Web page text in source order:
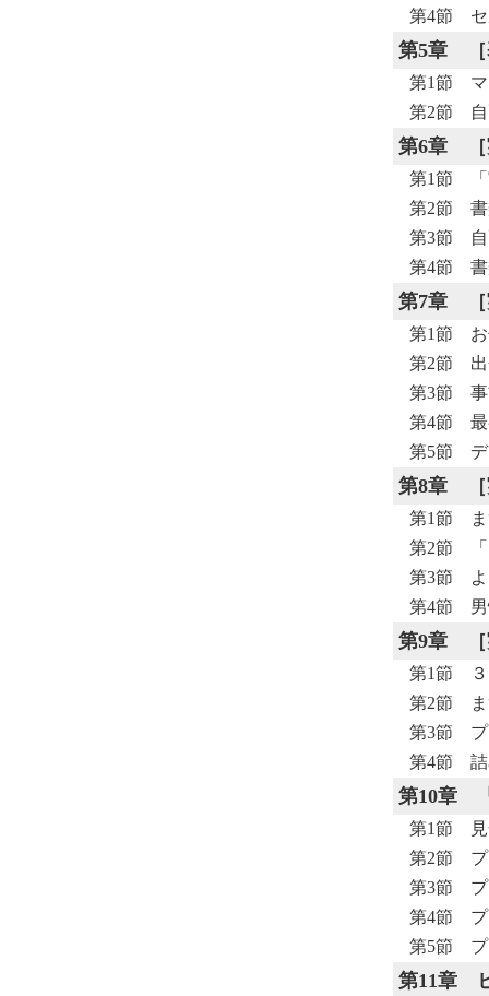
第4節 セ
第5章
第1節 マ
第2節 自
第6章
第1節 「
第2節 書
第3節 自
第4節 書
第7章
第1節 お
第2節 出
第3節 事
第4節 最
第5節 デ
第8章
第1節 ま
第2節 「
第3節 よ
第4節 男
第9章
第1節 ３
第2節 ま
第3節 プ
第4節 詰
第10章
第1節 見
第2節 プ
第3節 プ
第4節 プ
第5節 プ
第11章